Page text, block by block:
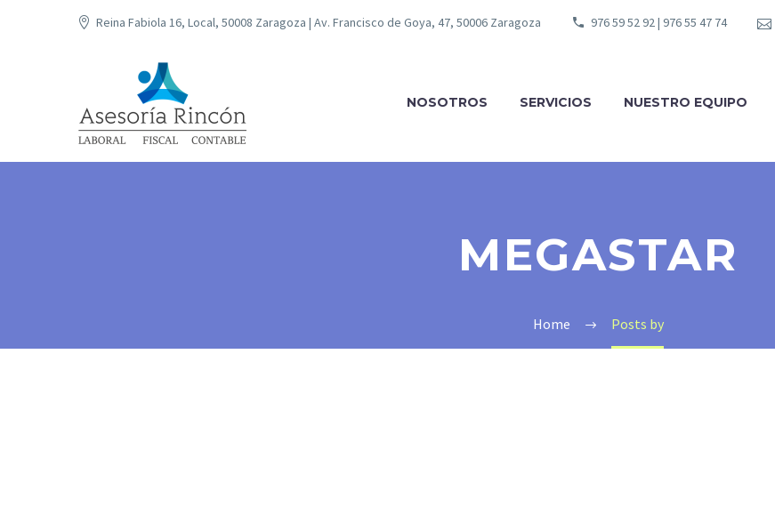
Reina Fabiola 16, Local, 50008 Zaragoza | Av. Francisco de Goya, 47, 50006 Zaragoza 976 59 52 92 | 976 55 47 74
NOSOTROS SERVICIOS NUESTRO EQUIPO
MEGASTAR
Home Posts by